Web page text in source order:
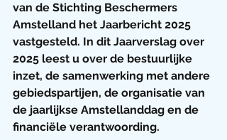
van de Stichting Beschermers
Amstelland het Jaarbericht 2025
vastgesteld. In dit Jaarverslag over
2025 leest u over de bestuurlijke
inzet, de samenwerking met andere
gebiedspartijen, de organisatie van
de jaarlijkse Amstellanddag en de
financiële verantwoording.